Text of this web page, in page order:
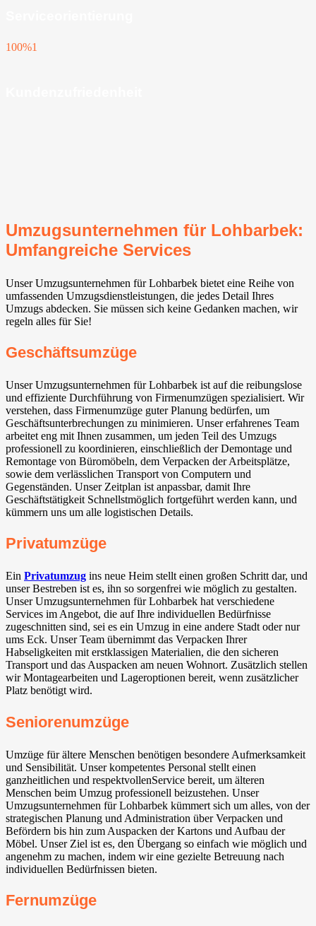
100%1
Umzugsunternehmen für Lohbarbek:
Umfangreiche Services
Unser Umzugsunternehmen für Lohbarbek bietet eine Reihe von
umfassenden Umzugsdienstleistungen, die jedes Detail Ihres
Umzugs abdecken. Sie müssen sich keine Gedanken machen, wir
regeln alles für Sie!
Geschäftsumzüge
Unser Umzugsunternehmen für Lohbarbek ist auf die reibungslose
und effiziente Durchführung von Firmenumzügen spezialisiert. Wir
verstehen, dass Firmenumzüge guter Planung bedürfen, um
Geschäftsunterbrechungen zu minimieren. Unser erfahrenes Team
arbeitet eng mit Ihnen zusammen, um jeden Teil des Umzugs
professionell zu koordinieren, einschließlich der Demontage und
Remontage von Büromöbeln, dem Verpacken der Arbeitsplätze,
sowie dem verlässlichen Transport von Computern und
Gegenständen. Unser Zeitplan ist anpassbar, damit Ihre
Geschäftstätigkeit Schnellstmöglich fortgeführt werden kann, und
kümmern uns um alle logistischen Details.
Privatumzüge
Ein Privatumzug ins neue Heim stellt einen großen Schritt dar, und
unser Bestreben ist es, ihn so sorgenfrei wie möglich zu gestalten.
Unser Umzugsunternehmen für Lohbarbek hat verschiedene
Services im Angebot, die auf Ihre individuellen Bedürfnisse
zugeschnitten sind, sei es ein Umzug in eine andere Stadt oder nur
ums Eck. Unser Team übernimmt das Verpacken Ihrer
Habseligkeiten mit erstklassigen Materialien, die den sicheren
Transport und das Auspacken am neuen Wohnort. Zusätzlich stellen
wir Montagearbeiten und Lageroptionen bereit, wenn zusätzlicher
Platz benötigt wird.
Seniorenumzüge
Umzüge für ältere Menschen benötigen besondere Aufmerksamkeit
und Sensibilität. Unser kompetentes Personal stellt einen
ganzheitlichen und respektvollenService bereit, um älteren
Menschen beim Umzug professionell beizustehen. Unser
Umzugsunternehmen für Lohbarbek kümmert sich um alles, von der
strategischen Planung und Administration über Verpacken und
Befördern bis hin zum Auspacken der Kartons und Aufbau der
Möbel. Unser Ziel ist es, den Übergang so einfach wie möglich und
angenehm zu machen, indem wir eine gezielte Betreuung nach
individuellen Bedürfnissen bieten.
Fernumzüge